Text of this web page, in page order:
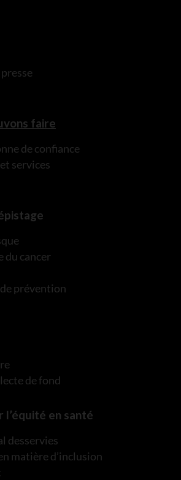
faire
de confiance
services
du cancer
prévention
de fond
en santé
desservies
matière d’inclusion